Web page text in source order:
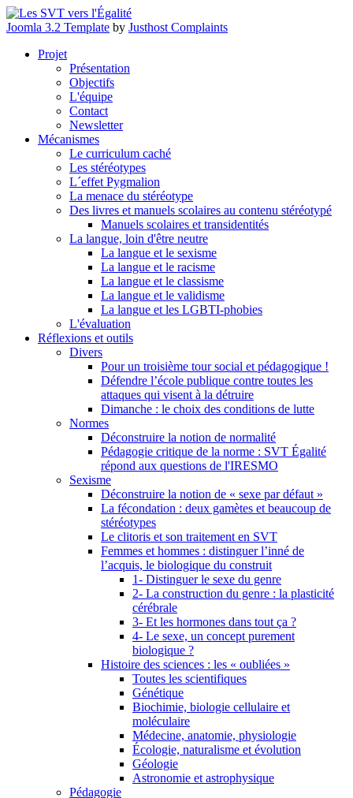
Joomla 3.2 Template by Justhost Complaints
Projet
Présentation
Objectifs
L'équipe
Contact
Newsletter
Mécanismes
Le curriculum caché
Les stéréotypes
L´effet Pygmalion
La menace du stéréotype
Des livres et manuels scolaires au contenu stéréotypé
Manuels scolaires et transidentités
La langue, loin d'être neutre
La langue et le sexisme
La langue et le racisme
La langue et le classisme
La langue et le validisme
La langue et les LGBTI-phobies
L'évaluation
Réflexions et outils
Divers
Pour un troisième tour social et pédagogique !
Défendre l’école publique contre toutes les
attaques qui visent à la détruire
Dimanche : le choix des conditions de lutte
Normes
Déconstruire la notion de normalité
Pédagogie critique de la norme : SVT Égalité
répond aux questions de l'IRESMO
Sexisme
Déconstruire la notion de « sexe par défaut »
La fécondation : deux gamètes et beaucoup de
stéréotypes
Le clitoris et son traitement en SVT
Femmes et hommes : distinguer l’inné de
l’acquis, le biologique du construit
1- Distinguer le sexe du genre
2- La construction du genre : la plasticité
cérébrale
3- Et les hormones dans tout ça ?
4- Le sexe, un concept purement
biologique ?
Histoire des sciences : les « oubliées »
Toutes les scientifiques
Génétique
Biochimie, biologie cellulaire et
moléculaire
Médecine, anatomie, physiologie
Écologie, naturalisme et évolution
Géologie
Astronomie et astrophysique
Pédagogie